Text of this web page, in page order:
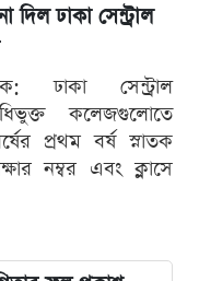
দিল ঢাকা সেন্ট্রাল
ঢাকা সেন্ট্রাল
কলেজগুলোতে
প্রথম বর্ষ স্নাতক
নম্বর এবং ক্লাসে